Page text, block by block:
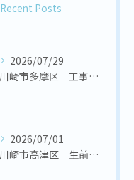
Recent Posts
2026/07/29
川崎市多摩区 工事会社様 置き場の不用品回収
2026/07/01
川崎市高津区 生前整理